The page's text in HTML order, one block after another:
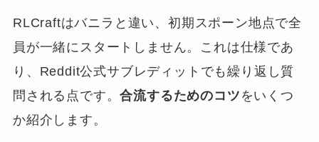
RLCraftはバニラと違い、初期スポーン地点で全
員が一緒にスタートしません。これは仕様であ
り、Reddit公式サブレディットでも繰り返し質
問される点です。合流するためのコツ をいくつ
か紹介します。